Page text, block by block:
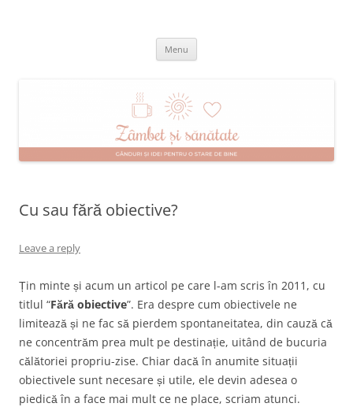
Menu
Cu sau fără obiective?
Leave a reply
Țin minte și acum un articol pe care l-am scris în 2011, cu
titlul “Fără obiective”. Era despre cum obiectivele ne
limitează și ne fac să pierdem spontaneitatea, din cauză că
ne concentrăm prea mult pe destinație, uitând de bucuria
călătoriei propriu-zise. Chiar dacă în anumite situații
obiectivele sunt necesare și utile, ele devin adesea o
piedică în a face mai mult ce ne place, scriam atunci.